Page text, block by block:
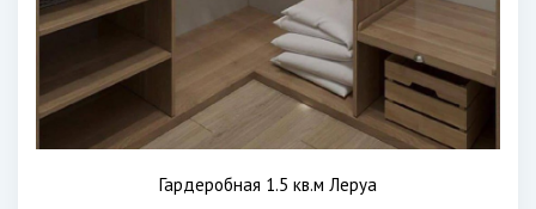
Гардеробная 1.5 кв.м Леруа